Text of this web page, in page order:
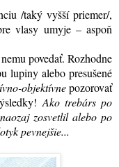
/taký vyšší priemer/,
vlasy umyje – aspoň
povedať. Rozhodne
lupiny alebo presušené
objektívnepozorovať
Ako trebárs po
zosvetlil alebo po
pevnejšie...